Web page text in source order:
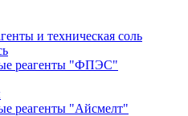
и техническая соль
реагенты "ФПЭС"
реагенты "Айсмелт"